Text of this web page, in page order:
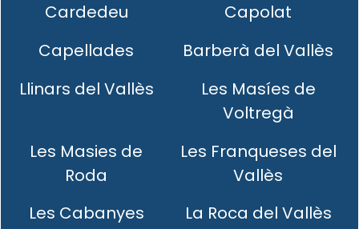
Cardedeu
Capolat
Capellades
Barberà del Vallès
Llinars del Vallès
Les Masíes de
Voltregà
Les Masies de
Roda
Les Franqueses del
Vallès
Les Cabanyes
La Roca del Vallès